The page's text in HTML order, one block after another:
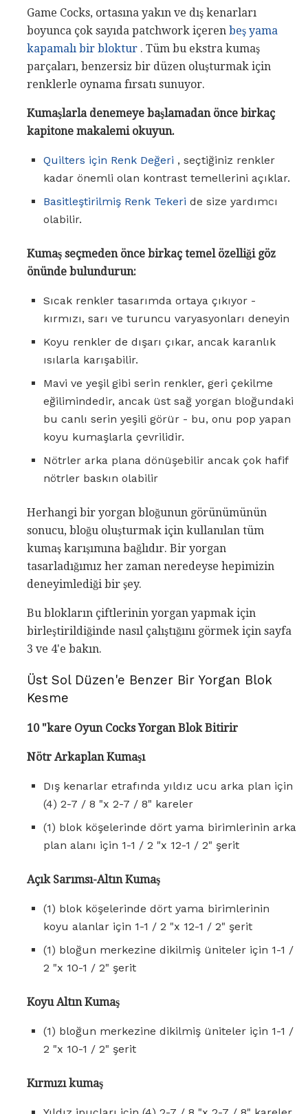
Game Cocks, ortasına yakın ve dış kenarları
boyunca çok sayıda patchwork içeren beş yama
kapamalı bir bloktur . Tüm bu ekstra kumaş
parçaları, benzersiz bir düzen oluşturmak için
renklerle oynama fırsatı sunuyor.
Kumaşlarla denemeye başlamadan önce birkaç
kapitone makalemi okuyun.
Quilters için Renk Değeri , seçtiğiniz renkler
kadar önemli olan kontrast temellerini açıklar.
Basitleştirilmiş Renk Tekeri de size yardımcı
olabilir.
Kumaş seçmeden önce birkaç temel özelliği göz
önünde bulundurun:
Sıcak renkler tasarımda ortaya çıkıyor -
kırmızı, sarı ve turuncu varyasyonları deneyin
Koyu renkler de dışarı çıkar, ancak karanlık
ısılarla karışabilir.
Mavi ve yeşil gibi serin renkler, geri çekilme
eğilimindedir, ancak üst sağ yorgan bloğundaki
bu canlı serin yeşili görür - bu, onu pop yapan
koyu kumaşlarla çevrilidir.
Nötrler arka plana dönüşebilir ancak çok hafif
nötrler baskın olabilir
Herhangi bir yorgan bloğunun görünümünün
sonucu, bloğu oluşturmak için kullanılan tüm
kumaş karışımına bağlıdır. Bir yorgan
tasarladığımız her zaman neredeyse hepimizin
deneyimlediği bir şey.
Bu blokların çiftlerinin yorgan yapmak için
birleştirildiğinde nasıl çalıştığını görmek için sayfa
3 ve 4'e bakın.
Üst Sol Düzen'e Benzer Bir Yorgan Blok
Kesme
10 "kare Oyun Cocks Yorgan Blok Bitirir
Nötr Arkaplan Kumaşı
Dış kenarlar etrafında yıldız ucu arka plan için
(4) 2-7 / 8 "x 2-7 / 8" kareler
(1) blok köşelerinde dört yama birimlerinin arka
plan alanı için 1-1 / 2 "x 12-1 / 2" şerit
Açık Sarımsı-Altın Kumaş
(1) blok köşelerinde dört yama birimlerinin
koyu alanlar için 1-1 / 2 "x 12-1 / 2" şerit
(1) bloğun merkezine dikilmiş üniteler için 1-1 /
2 "x 10-1 / 2" şerit
Koyu Altın Kumaş
(1) bloğun merkezine dikilmiş üniteler için 1-1 /
2 "x 10-1 / 2" şerit
Kırmızı kumaş